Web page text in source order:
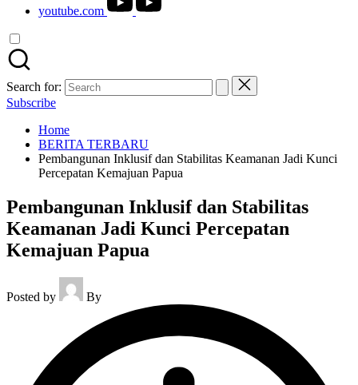
youtube.com
Search for:
Subscribe
Home
BERITA TERBARU
Pembangunan Inklusif dan Stabilitas Keamanan Jadi Kunci
Percepatan Kemajuan Papua
Pembangunan Inklusif dan Stabilitas
Keamanan Jadi Kunci Percepatan
Kemajuan Papua
Posted by By